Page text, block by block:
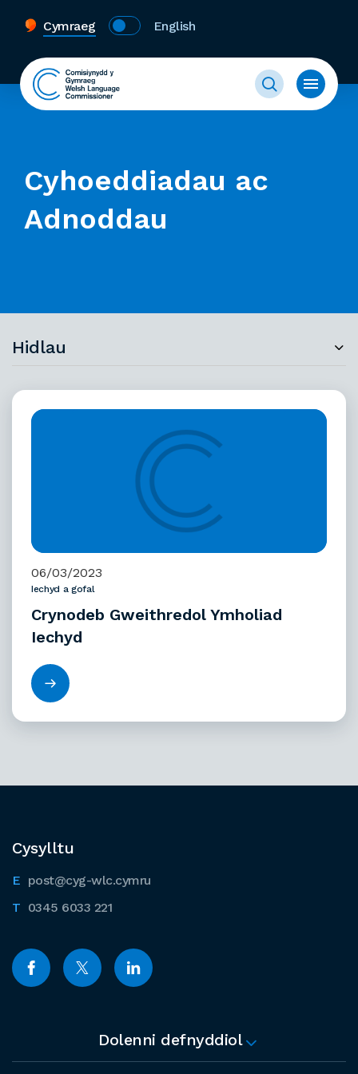
Cymraeg English
Cyhoeddiadau ac
Adnoddau
Hidlau
06/03/2023
Iechyd a gofal
Crynodeb Gweithredol Ymholiad
Iechyd
Cysylltu
post@cyg-wlc.cymru
0345 6033 221
Dolenni defnyddiol